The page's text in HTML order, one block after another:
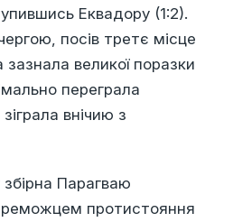
Еквадору (1:2).
посів третє місце
зазнала великої поразки
переграла
внічию з
збірна Парагваю
протистояння